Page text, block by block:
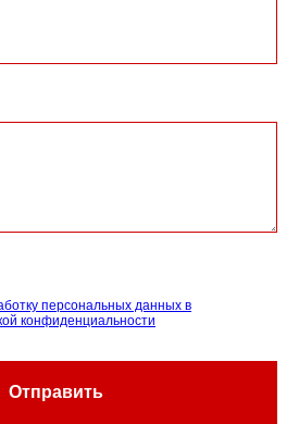
персональных данных в
конфиденциальности
Отправить